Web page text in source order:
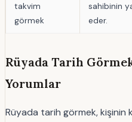
takvim
görmek
sahibinin
eder.
Rüyada Tarih
Yorumlar
Rüyada tarih görmek, kişinin